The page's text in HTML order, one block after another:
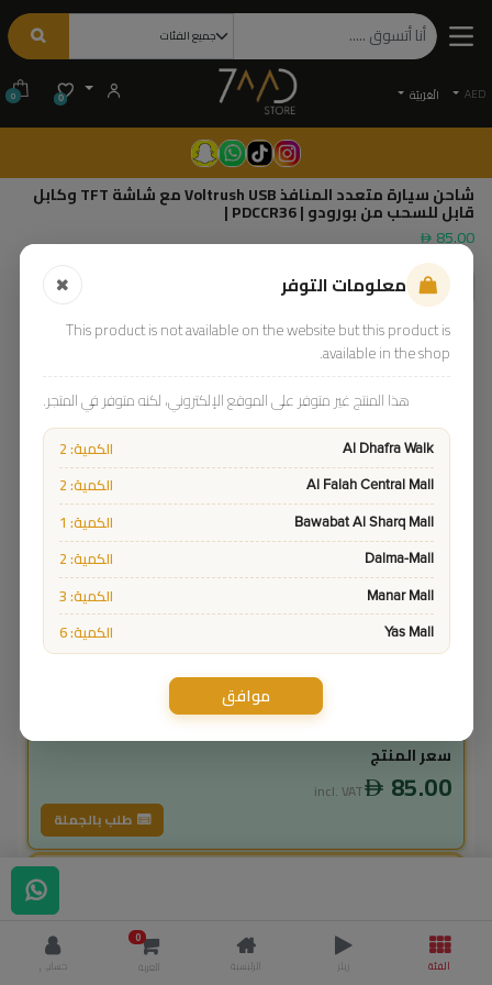
AED الْعَرَبيّة 0
0
شاحن سيارة متعدد المنافذ Voltrush USB مع شاشة TFT وكابل
قابل للسحب من بورودو | PDCCR36 |
85.00
سعر المنتج
85.00
incl. VAT
طلب بالجملة
85.00 وفر8.50
معلومات التوفر
This product is not available on the website but this product is
available in the shop.
هذا المنتج غير متوفر على الموقع الإلكتروني، لكنه متوفر في المتجر.
Al Dhafra Walk الكمية: 2
Al Falah Central Mall الكمية: 2
Bawabat Al Sharq Mall الكمية: 1
Dalma-Mall الكمية: 2
Manar Mall الكمية: 3
Yas Mall الكمية: 6
موافق
الفئة ريلز الرئيسية
0
العربة
حسابي